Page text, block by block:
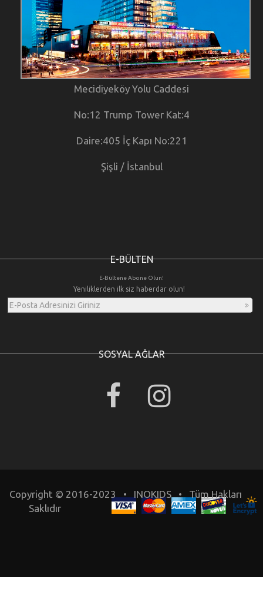
Mecidiyeköy Yolu Caddesi
No:12 Trump Tower Kat:4
Daire:405 İç Kapı No:221
Şişli / İstanbul
E-BÜLTEN
E-Bültene Abone Olun!
Yeniliklerden ilk siz haberdar olun!
SOSYAL AĞLAR
Copyright © 2016-2023 • INOKIDS • Tüm Hakları
Saklıdır